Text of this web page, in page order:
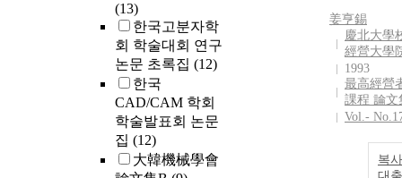
(13)
한국고분자학
회 학술대회 연구
논문 초록집 (12)
한국
CAD/CAM 학회
학술발표회 논문
집 (12)
大韓機械學會
姜亨錫
慶北大學
經營大學
1993
最高經營
課程 論文
Vol.-
복